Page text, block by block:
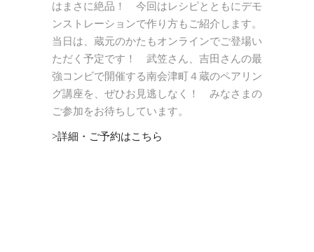
はまさに絶品！ 今回はレシピとともにデモ
ンストレーションで作り方もご紹介します。
当日は、蔵元のかたもオンラインでご登場い
ただく予定です！ 武笠さん、吉田さんの最
強コンビで開催する南会津町４蔵のペアリン
グ講座を、ぜひお見逃しなく！ みなさまの
ご参加をお待ちしています。
>詳細・ご予約はこちら